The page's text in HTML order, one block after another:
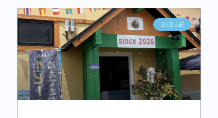
日田日記